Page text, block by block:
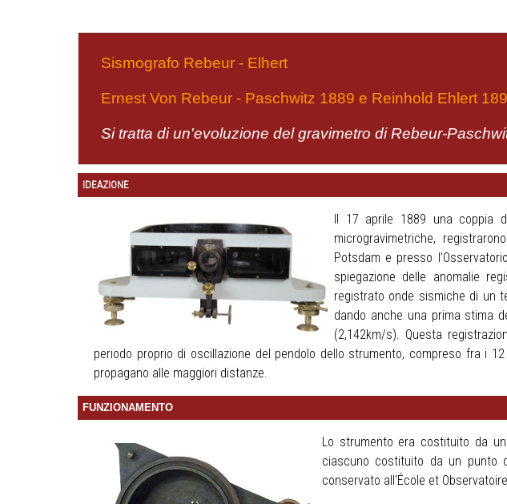
Sismografo Rebeur - Elhert
Ernest Von Rebeur - Paschwitz 1889 e Reinhold Ehlert
Si tratta di un'evoluzione del gravimetro di Rebeur-
IDEAZIONE
Il 17 aprile 1889 una coppia
microgravimetriche,
Potsdam e presso
spiegazione delle anomalie
registrato onde sismiche di un
dando anche una prima stima
(2,142km/s). Questa
periodo proprio di oscillazione del pendolo dello strumento, compreso fra i
propagano alle maggiori distanze.
FUNZIONAMENTO
Lo strumento era costituito da
ciascuno costituito da un punto
conservato all'École et